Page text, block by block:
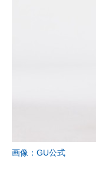
画像：GU公式